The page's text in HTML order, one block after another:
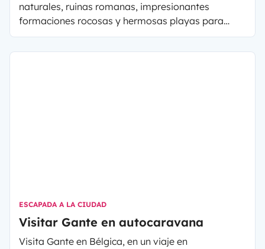
naturales, ruinas romanas, impresionantes
formaciones rocosas y hermosas playas para
incluir en tu próximo itinerario durante un finde en
autocaravana o furgoneta camper desde Valencia.
ESCAPADA A LA CIUDAD
Visitar Gante en autocaravana
Visita Gante en Bélgica, en un viaje en